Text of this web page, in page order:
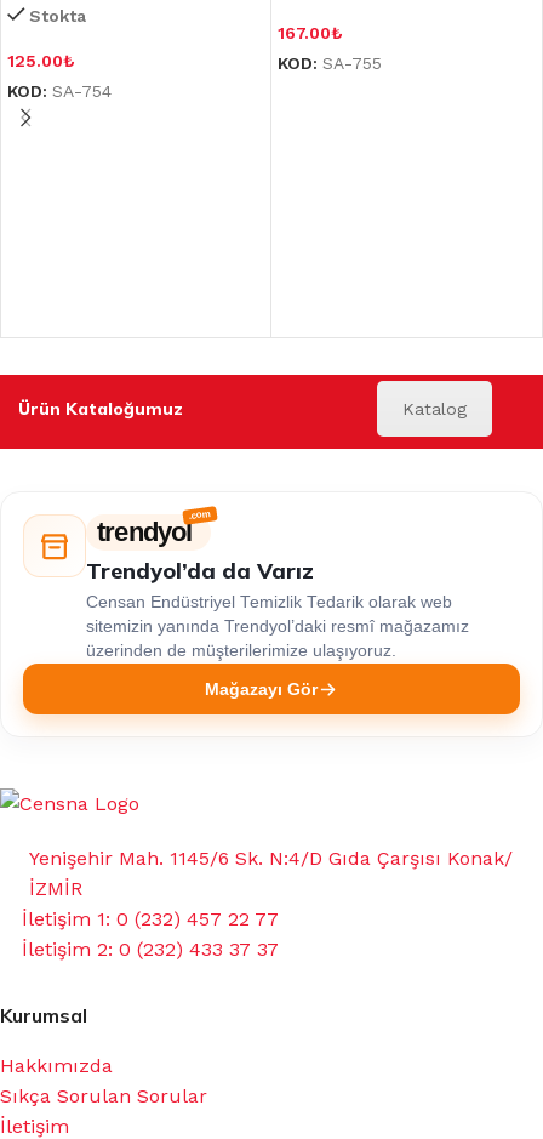
Stokta
125.00₺
KOD: SA-754
167.00₺
KOD: SA-755
Ürün Kataloğumuz Katalog
trendyol
Trendyol’da da Varız
Censan Endüstriyel Temizlik Tedarik olarak web
sitemizin yanında Trendyol’daki resmî mağazamız
üzerinden de müşterilerimize ulaşıyoruz.
Mağazayı Gör
Yenişehir Mah. 1145/6 Sk. N:4/D Gıda Çarşısı Konak/
İZMİR
İletişim 1: 0 (232) 457 22 77
İletişim 2: 0 (232) 433 37 37
Kurumsal
Hakkımızda
Sıkça Sorulan Sorular
İletişim